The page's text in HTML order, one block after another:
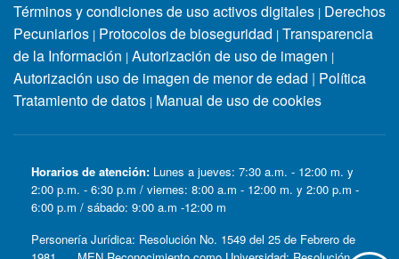
Términos y condiciones de uso activos digitales | Derechos
Pecuniarios | Protocolos de bioseguridad | Transparencia
de la Información | Autorización de uso de imagen |
Autorización uso de imagen de menor de edad | Política
Tratamiento de datos | Manual de uso de cookies
Horarios de atención: Lunes a jueves: 7:30 a.m. - 12:00 m. y
2:00 p.m. - 6:30 p.m / viernes: 8:00 a.m - 12:00 m. y 2:00 p.m -
6:00 p.m / sábado: 9:00 a.m -12:00 m
Personería Jurídica: Resolución No. 1549 del 25 de Febrero de